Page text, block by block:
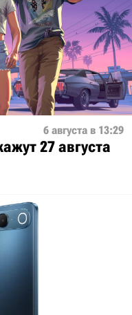
6 августа в 13:29
27 августа